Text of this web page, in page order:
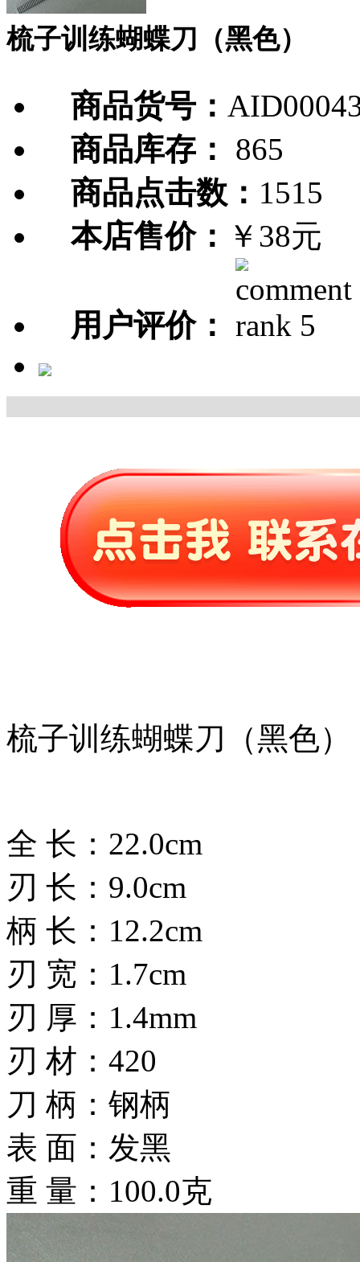
梳子训练蝴蝶刀（黑色）
商品货号：
商品库存：
865
商品点击数： 1515
本店售价： ￥38元
用户评价：
梳子训练蝴蝶刀（黑色）
全 长：22.0cm
刃 长：9.0cm
柄 长：12.2cm
刃 宽：1.7cm
刃 厚：1.4mm
刃 材：420
刀 柄：钢柄
表 面：发黑
重 量：100.0克